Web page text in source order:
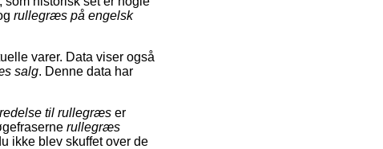
rullegræs på engelsk
varer. Data viser også
salg. Denne data har
til rullegræs er
rullegræs
ikke blev skuffet over de